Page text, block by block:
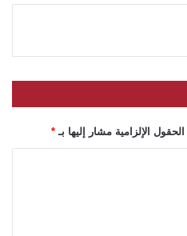
الحقول الإلزامية مشار إليها بـ *